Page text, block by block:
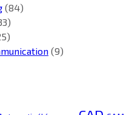
(84)
(9)